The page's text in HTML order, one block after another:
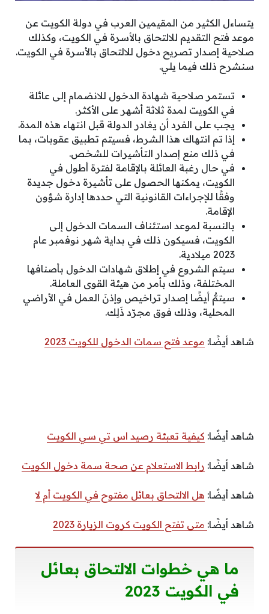
يتساءل الكثير من المقيمين العرب في دولة الكويت عن
موعد فتح التقديم للالتحاق بالأسرة في الكويت، وكذلك
صلاحية إصدار تصريح دخول للالتحاق بالأسرة في الكويت.
سنشرح ذلك فيما يلي.
تستمر صلاحية شهادة الدخول للانضمام إلى عائلة
في الكويت لمدة ثلاثة أشهر على الأكثر.
يجب على الفرد أن يغادر الدولة قبل انتهاء هذه المدة.
إذا تم انتهاك هذا الشرط، فسيتم تطبيق عقوبات، بما
في ذلك منع إصدار التأشيرات للشخص.
في حال رغبة العائلة بالإقامة لفترة أطول في
الكويت، يمكنها الحصول على تأشيرة دخول جديدة
وفقًا للإجراءات القانونية التي حددها إدارة شؤون
الإقامة.
بالنسبة لموعد استئناف السمات الدخول إلى
الكويت، فسيكون ذلك في بداية شهر نوفمبر عام
2023 ميلادية.
سيتم الشروع في إطلاق شهادات الدخول بأصنافها
المختلفة، وذلك بأمر من هيئة القوى العاملة.
سيتمُّ أيضًا إصدار تراخيص وإذنَ العمل في الأراضي
المحلية، وذلك فوق مجرّد ذَلِك.
شاهد أيضًا: موعد فتح سمات الدخول للكويت 2023
شاهد أيضًا: كيفية تعبئة رصيد اس تي سي الكويت
شاهد أيضًا: رابط الاستعلام عن صحة سمة دخول الكويت
شاهد أيضًا: هل الالتحاق بعائل مفتوح في الكويت أم لا
شاهد أيضًا: متى تفتح الكويت كروت الزيارة 2023
ما هي خطوات الالتحاق بعائل
في الكويت 2023